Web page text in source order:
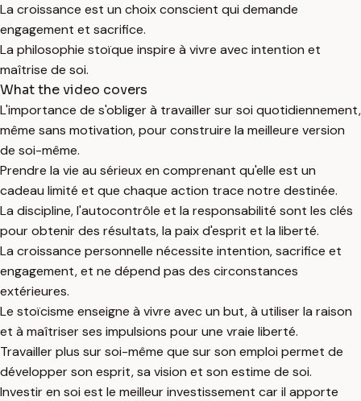
La croissance est un choix conscient qui demande
engagement et sacrifice.
La philosophie stoïque inspire à vivre avec intention et
maîtrise de soi.
What the video covers
L'importance de s'obliger à travailler sur soi quotidiennement,
même sans motivation, pour construire la meilleure version
de soi-même.
Prendre la vie au sérieux en comprenant qu'elle est un
cadeau limité et que chaque action trace notre destinée.
La discipline, l'autocontrôle et la responsabilité sont les clés
pour obtenir des résultats, la paix d'esprit et la liberté.
La croissance personnelle nécessite intention, sacrifice et
engagement, et ne dépend pas des circonstances
extérieures.
Le stoïcisme enseigne à vivre avec un but, à utiliser la raison
et à maîtriser ses impulsions pour une vraie liberté.
Travailler plus sur soi-même que sur son emploi permet de
développer son esprit, sa vision et son estime de soi.
Investir en soi est le meilleur investissement car il apporte